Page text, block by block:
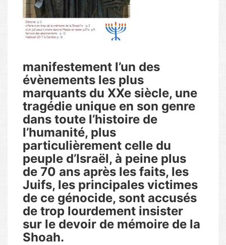
manifestement l’un des
évènements les plus
marquants du XXe siècle, une
tragédie unique en son genre
dans toute l’histoire de
l’humanité, plus
particulièrement celle du
peuple d’Israël, à peine plus
de 70 ans après les faits, les
Juifs, les principales victimes
de ce génocide, sont accusés
de trop lourdement insister
sur le devoir de mémoire de la
Shoah.